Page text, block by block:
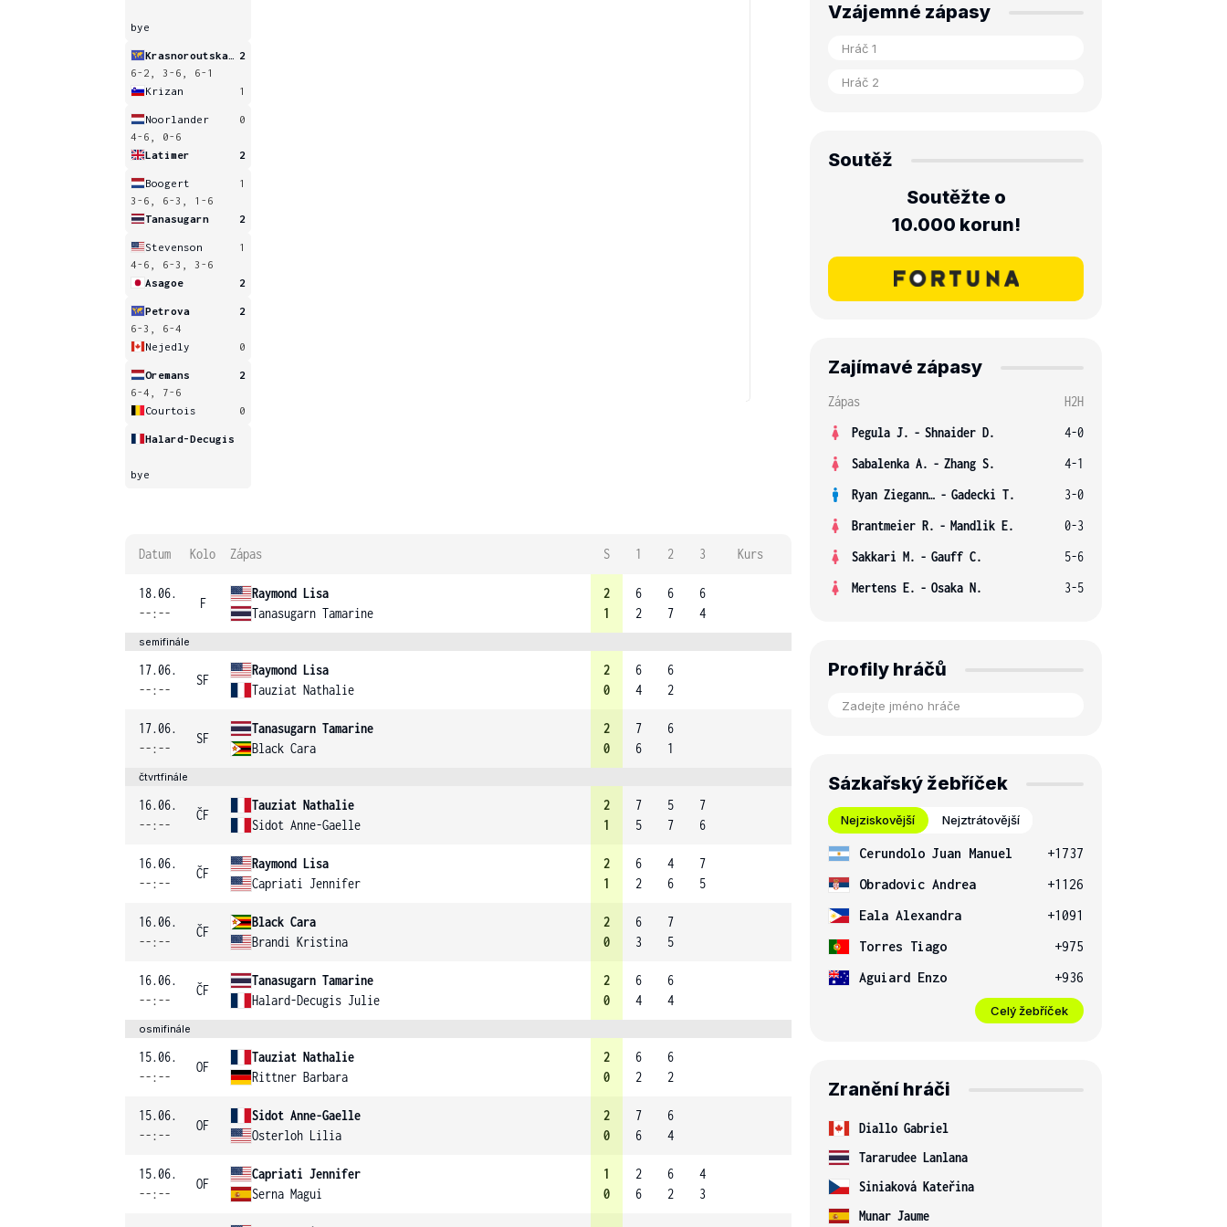
bye
2
6-2, 3-6, 6-1
Krizan
1
Noorlander
0
4-6, 0-6
Latimer
2
Boogert
1
3-6, 6-3, 1-6
Tanasugarn
2
Stevenson
1
4-6, 6-3, 3-6
Asagoe
2
Petrova
2
6-3, 6-4
Nejedly
0
Oremans
2
6-4, 7-6
Courtois
0
Halard-Decugis
bye
Datum Kolo Zápas S 1 2 3 Kurs
18.06.
--:--
F
Raymond Lisa
Tanasugarn Tamarine
2
1
6
2
6
7
6
4
semifinále
17.06.
--:--
SF
Raymond Lisa
Tauziat Nathalie
2
0
6
4
6
2
17.06.
--:--
SF
Tanasugarn Tamarine
Black Cara
2
0
7
6
6
1
čtvrtfinále
16.06.
--:--
ČF
Tauziat Nathalie
Sidot Anne-Gaelle
2
1
7
5
5
7
7
6
16.06.
--:--
ČF
Raymond Lisa
Capriati Jennifer
2
1
6
2
4
6
7
5
16.06.
--:--
ČF
Black Cara
Brandi Kristina
2
0
6
3
7
5
16.06.
--:--
ČF
Tanasugarn Tamarine
Halard-Decugis Julie
2
0
6
4
6
4
osmifinále
15.06.
--:--
OF
Tauziat Nathalie
Rittner Barbara
2
0
6
2
6
2
15.06.
--:--
OF
Sidot Anne-Gaelle
Osterloh Lilia
2
0
7
6
6
4
15.06.
--:--
OF
Capriati Jennifer
Serna Magui
1
0
2
6
6
2
4
3
Vzájemné zápasy
Soutěž
Soutěžte o
10.000 korun!
Zajímavé zápasy
Zápas
H2H
Pegula J. - Shnaider D.
4-0
Sabalenka A. - Zhang S.
4-1
Ryan Ziegann S. - Gadecki T.
3-0
Brantmeier R. - Mandlik E.
0-3
Sakkari M. - Gauff C.
5-6
Mertens E. - Osaka N. 3-5
Profily hráčů
Sázkařský žebříček
Nejziskovější Nejztrátovější
Cerundolo Juan Manuel
+1737
Obradovic Andrea
+1126
Eala Alexandra
+1091
Torres Tiago
+975
Aguiard Enzo
+936
Celý žebříček
Zranění hráči
Diallo Gabriel
Tararudee Lanlana
Siniaková Kateřina
Munar Jaume